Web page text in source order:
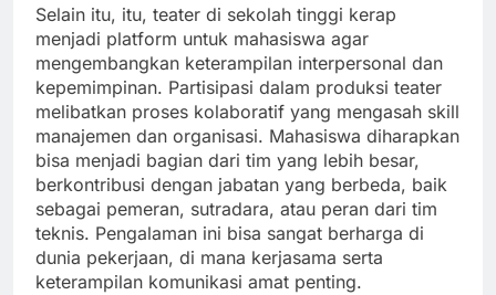
Selain itu, itu, teater di sekolah tinggi kerap
menjadi platform untuk mahasiswa agar
mengembangkan keterampilan interpersonal dan
kepemimpinan. Partisipasi dalam produksi teater
melibatkan proses kolaboratif yang mengasah skill
manajemen dan organisasi. Mahasiswa diharapkan
bisa menjadi bagian dari tim yang lebih besar,
berkontribusi dengan jabatan yang berbeda, baik
sebagai pemeran, sutradara, atau peran dari tim
teknis. Pengalaman ini bisa sangat berharga di
dunia pekerjaan, di mana kerjasama serta
keterampilan komunikasi amat penting.